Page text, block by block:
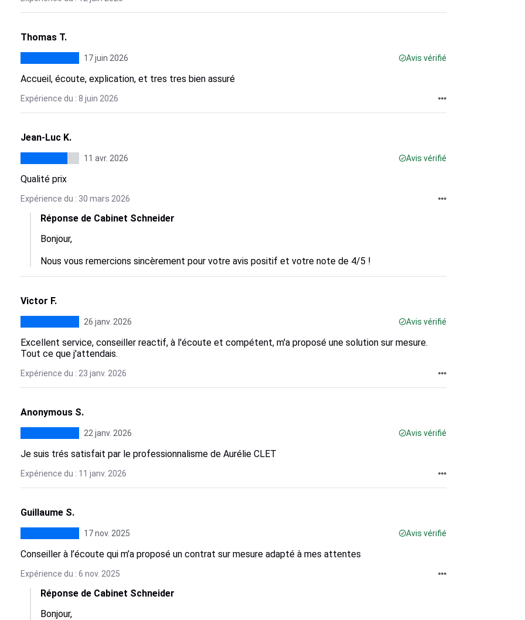
Thomas T.
17 juin 2026 Avis vérifié
Accueil, écoute, explication, et tres tres bien assuré
Expérience du : 8 juin 2026
Jean-Luc K.
11 avr. 2026 Avis vérifié
Qualité prix
Expérience du : 30 mars 2026
Réponse de Cabinet Schneider
Bonjour,
Nous vous remercions sincèrement pour votre avis positif et votre note de 4/5 !
Victor F.
26 janv. 2026 Avis vérifié
Excellent service, conseiller reactif, à l'écoute et compétent, m'a proposé une solution sur mesure.
Tout ce que j'attendais.
Expérience du : 23 janv. 2026
Anonymous S.
22 janv. 2026 Avis vérifié
Je suis trés satisfait par le professionnalisme de Aurélie CLET
Expérience du : 11 janv. 2026
Guillaume S.
17 nov. 2025 Avis vérifié
Conseiller à l’écoute qui m’a proposé un contrat sur mesure adapté à mes attentes
Expérience du : 6 nov. 2025
Réponse de Cabinet Schneider
Bonjour,